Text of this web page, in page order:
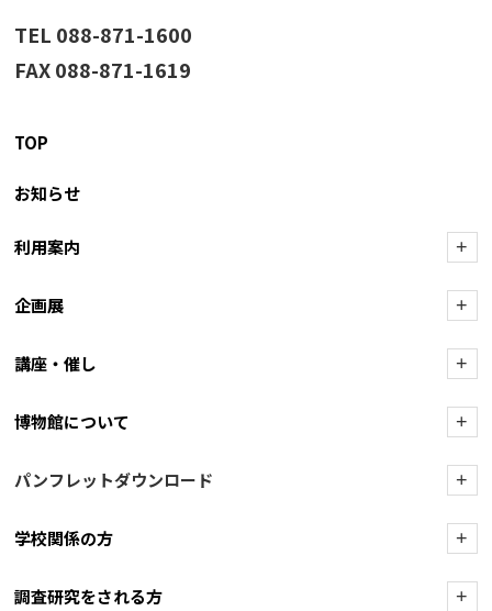
TEL 088-871-1600
FAX 088-871-1619
TOP
お知らせ
利用案内 +
企画展 +
講座・催し +
博物館について +
パンフレットダウンロード +
学校関係の方 +
調査研究をされる方 +